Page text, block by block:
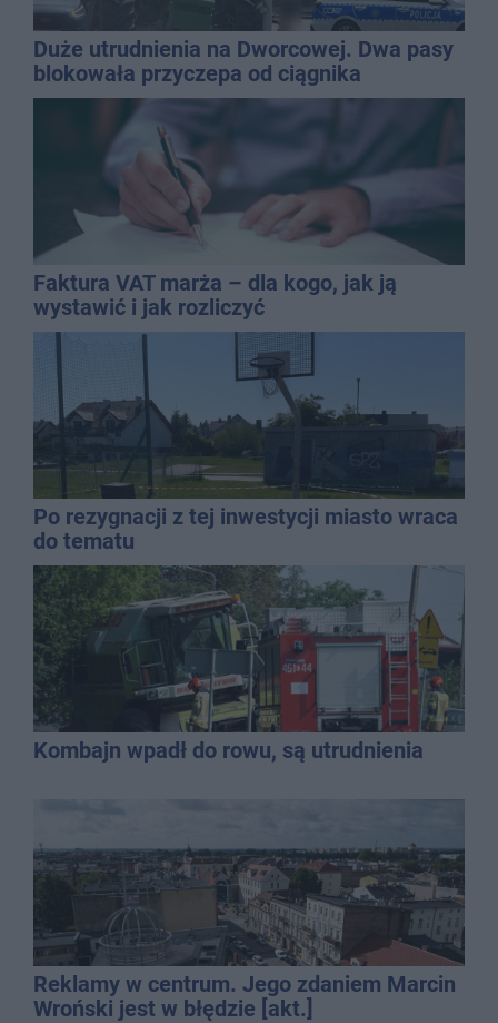
Duże utrudnienia na Dworcowej. Dwa pasy
blokowała przyczepa od ciągnika
Faktura VAT marża – dla kogo, jak ją
wystawić i jak rozliczyć
Po rezygnacji z tej inwestycji miasto wraca
do tematu
Kombajn wpadł do rowu, są utrudnienia
Reklamy w centrum. Jego zdaniem Marcin
Wroński jest w błędzie [akt.]